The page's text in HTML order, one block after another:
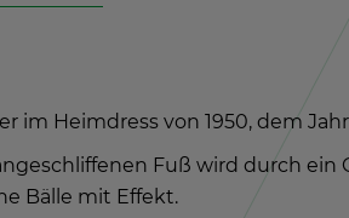
im Heim­dress von 1950, dem
Fuß wird durch
Bälle mit Ef­fekt.